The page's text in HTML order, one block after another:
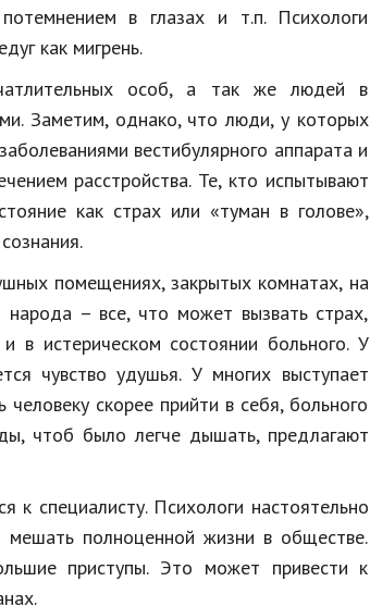
в глазах и т.п. Психологи
как мигрень.
особ, а так же людей в
Заметим, однако, что люди, у которых
вестибулярного аппарата и
расстройства. Те, кто испытывают
как страх или «туман в голове»,
помещениях, закрытых комнатах, на
– все, что может вызвать страх,
в истерическом состоянии больного. У
чувство удушья. У многих выступает
скорее прийти в себя, больного
чтоб было легче дышать, предлагают
к специалисту. Психологи настоятельно
мешать полноценной жизни в обществе.
приступы. Это может привести к